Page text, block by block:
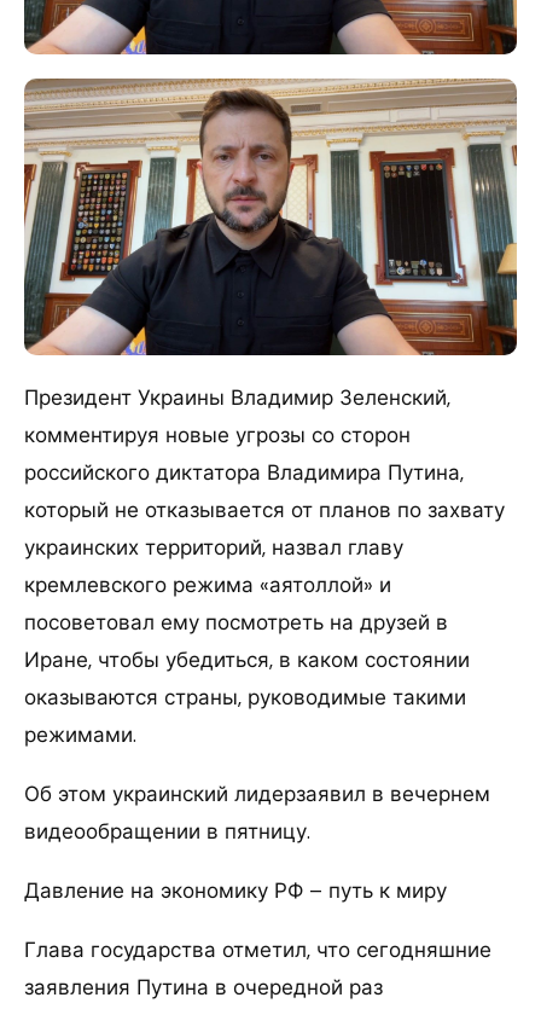
Президент Украины Владимир Зеленский,
комментируя новые угрозы со сторон
российского диктатора Владимира Путина,
который не отказывается от планов по захвату
украинских территорий, назвал главу
кремлевского режима «аятоллой» и
посоветовал ему посмотреть на друзей в
Иране, чтобы убедиться, в каком состоянии
оказываются страны, руководимые такими
режимами.
Об этом украинский лидерзаявил в вечернем
видеообращении в пятницу.
Давление на экономику РФ – путь к миру
Глава государства отметил, что сегодняшние
заявления Путина в очередной раз